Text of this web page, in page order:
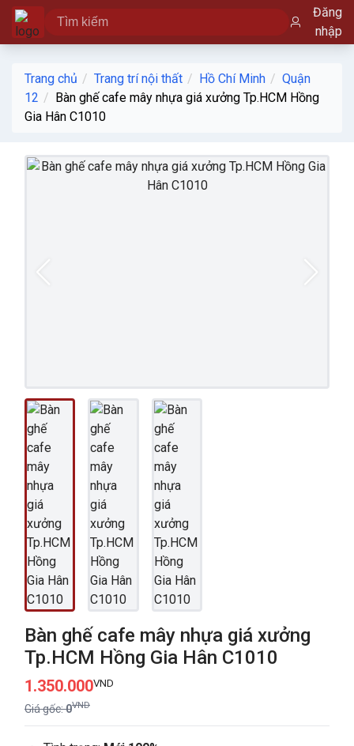
Đăng
nhập
Trang chủ Trang trí nội thất Hồ Chí Minh
Quận
12
Bàn ghế cafe mây nhựa giá xưởng Tp.HCM Hồng
Gia Hân C1010
Bàn ghế cafe mây nhựa giá xưởng
Tp.HCM Hồng Gia Hân C1010
1.350.000VND
Giá gốc:0VND